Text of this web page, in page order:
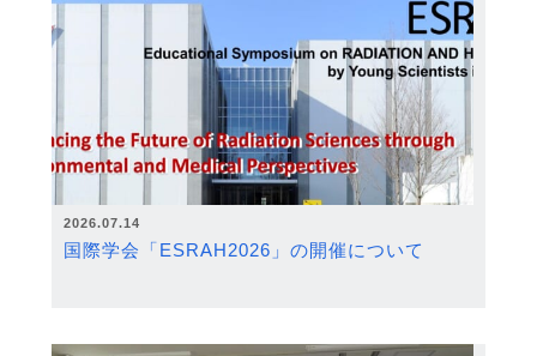
2026.07.14
国際学会「ESRAH2026」の開催について